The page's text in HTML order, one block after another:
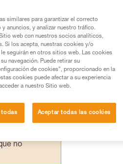
de
a
no
similares para garantizar el correcto
anuncios, y analizar nuestro tráfico.
web con nuestros socios analíticos,
Si los acepta, nuestras cookies y/o
seguirán en otros sitios web. Las cookies
navegación. Puede retirar su
de cookies", proporcionado en la
cookies puede afectar a su experiencia
a nuestro Sitio web.
todas Aceptar todas las cookies